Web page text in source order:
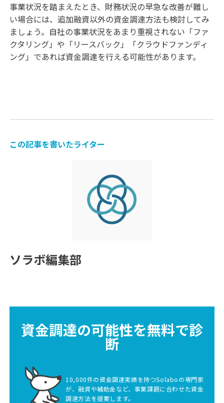
事業状況を踏まえたとき、財務状況の早急な改善が難し
い場合には、追加融資以外の資金調達方法も検討してみ
ましょう。自社の事業状況をあまり重視されない「ファ
クタリング」や「リースバック」「クラウドファンディ
ング」であれば資金調達を行える可能性があります。
この記事を書いたライター
ソラボ編集部
資金調達の可能性を無料で診
断
10,000件の資金調達実績を持つSolaboの専門家
が、融資や補助金など、事業課題に合わせた資金
調達方法を提案します。